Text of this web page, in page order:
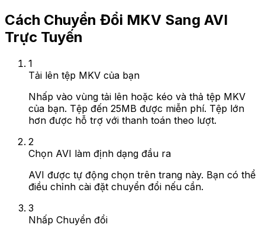
Cách Chuyển Đổi MKV Sang AVI
Trực Tuyến
1
Tải lên tệp MKV của bạn
Nhấp vào vùng tải lên hoặc kéo và thả tệp MKV
của bạn. Tệp đến 25MB được miễn phí. Tệp lớn
hơn được hỗ trợ với thanh toán theo lượt.
2
Chọn AVI làm định dạng đầu ra
AVI được tự động chọn trên trang này. Bạn có thể
điều chỉnh cài đặt chuyển đổi nếu cần.
3
Nhấp Chuyển đổi